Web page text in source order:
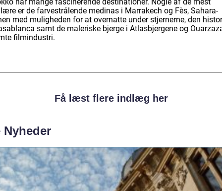
har mange fascinerende destinationer. Nogle af de mest
er de farvestrålende medinas i Marrakech og Fès, Sahara-
med muligheden for at overnatte under stjernerne, den
samt de maleriske bjerge i Atlasbjergene og
filmindustri.
Få læst flere indlæg her
Nyheder